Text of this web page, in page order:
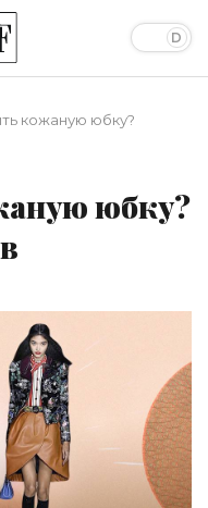
кожаную юбку?
юбку?